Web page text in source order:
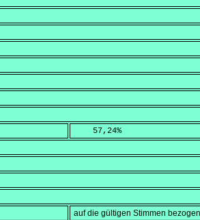
    57,24
%
auf die gültigen Stimmen bezogen